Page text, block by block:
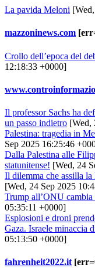
La pavida Meloni
mazzoninews.com
Crollo dell’epoca del
12:18:33 +0000]
Il professor Sachs ha
un passo indietro [Wed,
Palestina: tragedia in
Sep 2025 16:25:46
Dalla Palestina alle
statunitense! [Wed, 24
Il dilemma che assilla
[Wed, 24 Sep 2025
Trump all’ONU cambia
05:35:11 +0000]
Esplosioni e droni
Gaza. Israele minaccia
05:13:50 +0000]
fahrenheit2022.it